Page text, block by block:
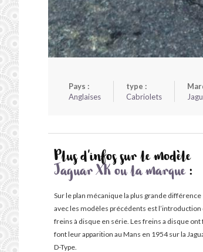
Pays :
Anglaises
type :
Cabriolets
Plus d'infos sur le modèle
Jaguar XK ou la marque:
Sur le plan mécanique la plus grande différence
avec les modèles précédents est l’introduction
freins à disque en série. Les freins a disque ont
font leur apparition au Mans en 1954 sur la
D-Type.